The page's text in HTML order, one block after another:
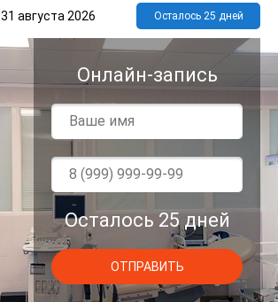
31 августа 2026 Осталось 25 дней
Онлайн-запись
Имя
*
Ваш
телефон
*
Осталось 25 дней